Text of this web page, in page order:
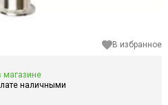
В избранное
магазине
наличными